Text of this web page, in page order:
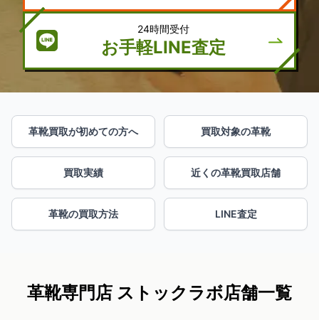
24時間受付
お手軽LINE査定
革靴買取が初めての方へ 買取対象の革靴
買取実績 近くの革靴買取店舗
革靴の買取方法 LINE査定
革靴専門店 ストックラボ店舗一覧